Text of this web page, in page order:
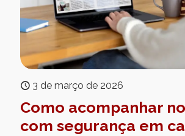
3 de março de 2026
Como acompanhar
com segurança em